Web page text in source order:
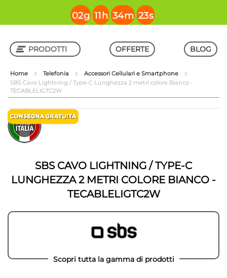
02g 11h 34m 22s
PRODOTTI
Shop in Shop
OFFERTE BLOG
Home Telefonia
Accessori Cellulari e Smartphone
SBS Cavo Lightning / Type-C Lunghezza 2 metri colore Bianco -
TECABLELIGTC2W
Vai
alla
fine
della
Vai
all'inizio
della
galleria
immaginiSBS CAVO LIGHTNING / TYPE-C
LUNGHEZZA 2 METRI COLORE BIANCO -
TECABLELIGTC2W
Scopri tutta la gamma di prodotti